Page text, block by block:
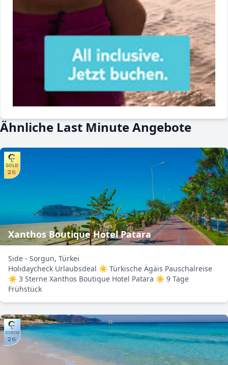
Ähnliche Last Minute Angebote
Xanthos Boutique Hotel Patara
Side - Sorgun, Türkei
Holidaycheck Urlaubsdeal ☀ Türkische Ägäis Pauschalreise
☀ 3 Sterne Xanthos Boutique Hotel Patara ☀ 9 Tage
Frühstück